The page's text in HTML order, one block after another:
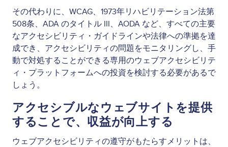
その代わりに、WCAG、1973年リハビリテーション法第
508条、ADA のタイトル III、AODA など、すべての主要
なアクセシビリティ・ガイドラインや法律への準拠を達
成でき、アクセシビリティの問題をモニタリングし、手
動で対処することができる専用のウェブアクセシビリテ
ィ・プラットフォームへの投資を検討する必要があるで
しょう。
アクセシブルなウェブサイトを提供
することで、収益が向上する
ウェブアクセシビリティの遵守がもたらすメリットは、